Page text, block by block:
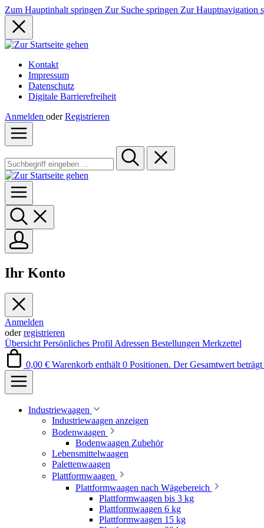
Zum Hauptinhalt springen Zur Suche springen Zur Hauptnavigation
Kontakt
Impressum
Datenschutz
Digitale Barrierefreiheit
Anmelden oder Registrieren
Ihr Konto
Anmelden
oderregistrieren
Übersicht Persönliches Profil Adressen Bestellungen Merkzettel
0,00 € Warenkorb enthält 0 Positionen. Der Gesamtwert
Industriewaagen
Industriewaagen anzeigen
Bodenwaagen
Bodenwaagen Zubehör
Lebensmittelwaagen
Palettenwaagen
Plattformwaagen
Plattformwaagen nach Wägebereich
Plattformwaagen bis 3 kg
Plattformwaagen 6 kg
Plattformwaagen 15 kg